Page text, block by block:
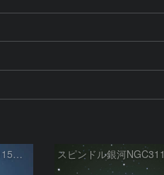
ろくぶんぎ座 NGC3115 2025/5/30 スピンドル銀河